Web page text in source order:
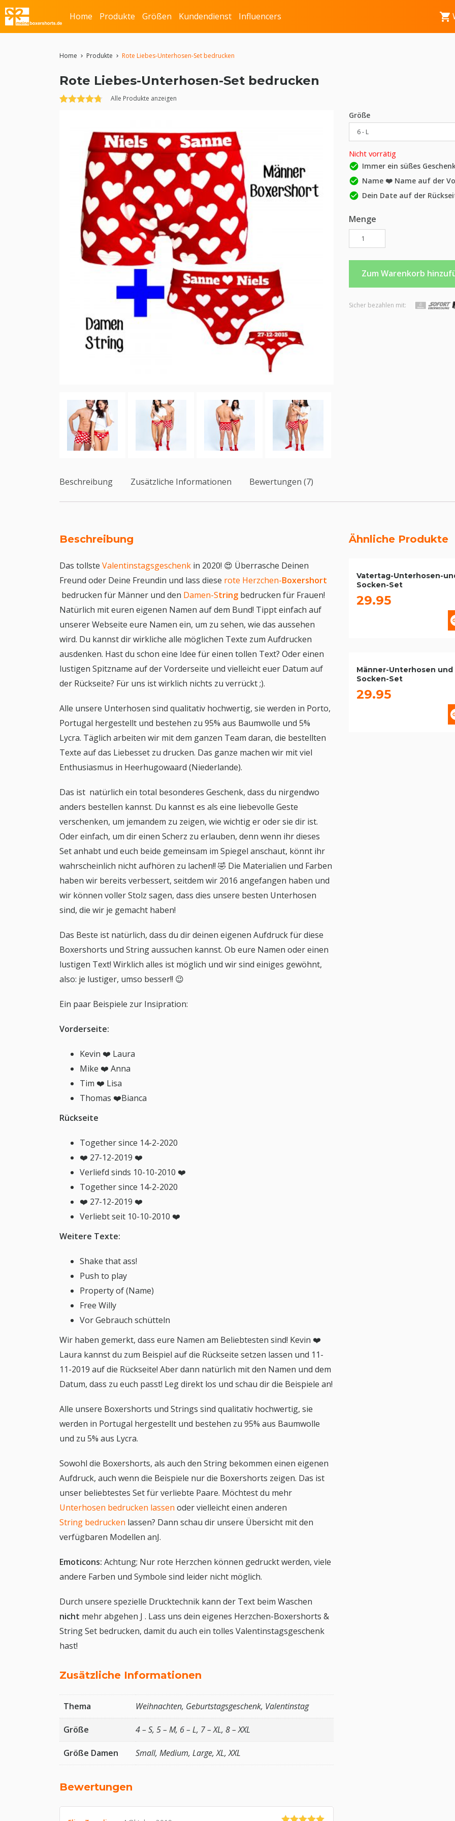
shopping_cart
Home Produkte Größen Kundendienst Influencers
Home chevron_right Produkte chevron_right Rote Liebes-Unterhosen-Set bedrucken
Rote Liebes-Unterhosen-Set bedrucken
Kundenbewertungen
Alle Produkte anzeigen
Größe
Nicht vorrätig
check_circle Immer ein süßes
check_circle Name ❤️ Name auf der
check_circle Dein Date auf der
Menge
Rote Liebes-Unterhosen-
Zum Warenkorb
Sicher bezahlen mit:
Beschreibung Zusätzliche Informationen Bewertungen (7)
Beschreibung
Das tollste Valentinstagsgeschenk in 2020! 😍 Überrasche Deinen
Freund oder Deine Freundin und lass diese rote Herzchen-Boxershort
bedrucken für Männer und den Damen-String bedrucken für Frauen!
Natürlich mit euren eigenen Namen auf dem Bund! Tippt einfach auf
unserer Webseite eure Namen ein, um zu sehen, wie das aussehen
wird. Du kannst dir wirkliche alle möglichen Texte zum Aufdrucken
ausdenken. Hast du schon eine Idee für einen tollen Text? Oder einen
lustigen Spitzname auf der Vorderseite und vielleicht euer Datum auf
der Rückseite? Für uns ist wirklich nichts zu verrückt ;).
Alle unsere Unterhosen sind qualitativ hochwertig, sie werden in Porto,
Portugal hergestellt und bestehen zu 95% aus Baumwolle und 5%
Lycra. Täglich arbeiten wir mit dem ganzen Team daran, die bestellten
Texte auf das Liebesset zu drucken. Das ganze machen wir mit viel
Enthusiasmus in Heerhugowaard (Niederlande).
Das ist natürlich ein total besonderes Geschenk, dass du nirgendwo
anders bestellen kannst. Du kannst es als eine liebevolle Geste
verschenken, um jemandem zu zeigen, wie wichtig er oder sie dir ist.
Oder einfach, um dir einen Scherz zu erlauben, denn wenn ihr dieses
Set anhabt und euch beide gemeinsam im Spiegel anschaut, könnt ihr
wahrscheinlich nicht aufhören zu lachen!! 🤣 Die Materialien und Farben
haben wir bereits verbessert, seitdem wir 2016 angefangen haben und
wir können voller Stolz sagen, dass dies unsere besten Unterhosen
sind, die wir je gemacht haben!
Das Beste ist natürlich, dass du dir deinen eigenen Aufdruck für diese
Boxershorts und String aussuchen kannst. Ob eure Namen oder einen
lustigen Text! Wirklich alles ist möglich und wir sind einiges gewöhnt,
also: je lustiger, umso besser!! 😉
Ein paar Beispiele zur Insipration:
Vorderseite:
Kevin ❤️ Laura
Mike ❤️ Anna
Tim ❤️ Lisa
Thomas ❤️Bianca
Rückseite
Together since 14-2-2020
❤️ 27-12-2019 ❤️
Verliefd sinds 10-10-2010 ❤️
Together since 14-2-2020
❤️ 27-12-2019 ❤️
Verliebt seit 10-10-2010 ❤️
Weitere Texte:
Shake that ass!
Push to play
Property of (Name)
Free Willy
Vor Gebrauch schütteln
Wir haben gemerkt, dass eure Namen am Beliebtesten sind! Kevin ❤️
Laura kannst du zum Beispiel auf die Rückseite setzen lassen und 11-
11-2019 auf die Rückseite! Aber dann natürlich mit den Namen und dem
Datum, dass zu euch passt! Leg direkt los und schau dir die Beispiele an!
Alle unsere Boxershorts und Strings sind qualitativ hochwertig, sie
werden in Portugal hergestellt und bestehen zu 95% aus Baumwolle
und zu 5% aus Lycra.
Sowohl die Boxershorts, als auch den String bekommen einen eigenen
Aufdruck, auch wenn die Beispiele nur die Boxershorts zeigen. Das ist
unser beliebtestes Set für verliebte Paare. Möchtest du mehr
Unterhosen bedrucken lassen oder vielleicht einen anderen
String bedrucken lassen? Dann schau dir unsere Übersicht mit den
verfügbaren Modellen anJ.
Emoticons: Achtung; Nur rote Herzchen können gedruckt werden, viele
andere Farben und Symbole sind leider nicht möglich.
Durch unsere spezielle Drucktechnik kann der Text beim Waschen
nicht mehr abgehen J . Lass uns dein eigenes Herzchen-Boxershorts &
String Set bedrucken, damit du auch ein tolles Valentinstagsgeschenk
hast!
Zusätzliche Informationen
Thema Weihnachten, Geburtstagsgeschenk, Valentinstag
Größe 4 – S, 5 – M, 6 – L, 7 – XL, 8 – XXL
Größe Damen Small, Medium, Large, XL, XXL
Bewertungen
Ähnliche Produkte
Vatertag-Unterhosen-
Socken-Set
29.95
Männer-Unterhosen und
Socken-Set
29.95